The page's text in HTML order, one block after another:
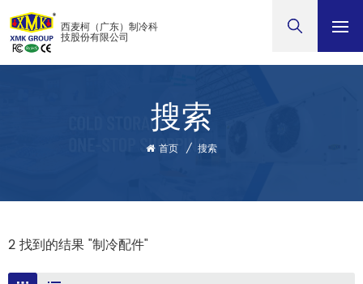
西麦柯（广东）制冷科
技股份有限公司
搜索
首页 / 搜索
2 找到的结果 "制冷配件"